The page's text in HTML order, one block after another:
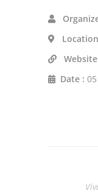
Date :